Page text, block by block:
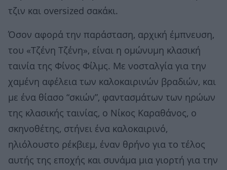
τζιν και oversized σακάκι.
Όσον αφορά την παράσταση, αρχική έμπνευση,
του «Τζένη Τζένη», είναι η ομώνυμη κλασική
ταινία της Φίνος Φίλμς. Με νοσταλγία για την
χαμένη αφέλεια των καλοκαιρινών βραδιών, και
με ένα θίασο “σκιών”, φαντασμάτων των ηρώων
της κλασικής ταινίας, ο Νίκος Καραθάνος, ο
σκηνοθέτης, στήνει ένα καλοκαιρινό,
ηλιόλουστο ρέκβιεμ, έναν θρήνο για το τέλος
αυτής της εποχής και συνάμα μια γιορτή για την